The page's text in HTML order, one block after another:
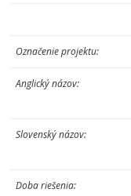
Označenie projektu:
Anglický názov:
Slovenský názov:
Doba riešenia: